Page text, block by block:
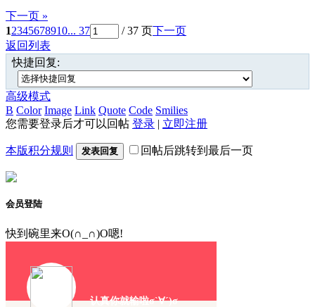
下一页 »
12345678910... 37 / 37 页下一页
返回列表
快捷回复:
高级模式
B Color Image Link Quote Code Smilies
您需要登录后才可以回帖 登录 | 立即注册
本版积分规则 发表回复 回帖后跳转到最后一页
会员登陆
快到碗里来O(∩_∩)O嗯!
认真你就输啦σ`∀´)σ